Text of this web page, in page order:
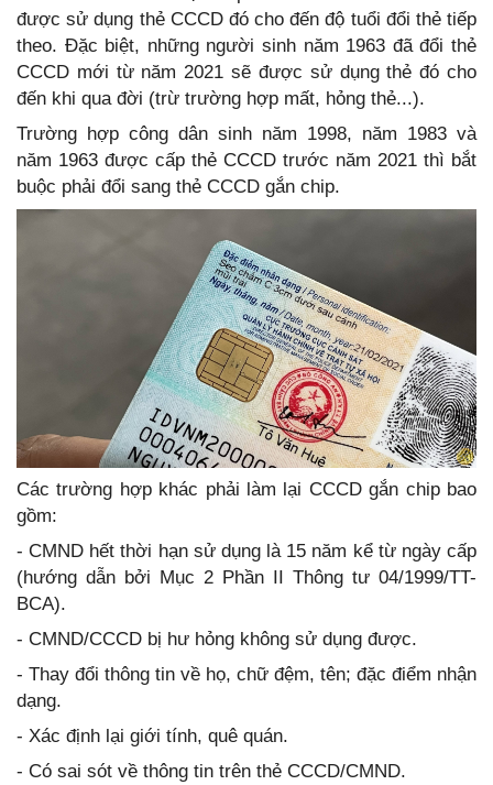
được sử dụng thẻ CCCD đó cho đến độ tuổi đổi thẻ tiếp
theo. Đặc biệt, những người sinh năm 1963 đã đổi thẻ
CCCD mới từ năm 2021 sẽ được sử dụng thẻ đó cho
đến khi qua đời (trừ trường hợp mất, hỏng thẻ...).
Trường hợp công dân sinh năm 1998, năm 1983 và
năm 1963 được cấp thẻ CCCD trước năm 2021 thì bắt
buộc phải đổi sang thẻ CCCD gắn chip.
Các trường hợp khác phải làm lại CCCD gắn chip bao
gồm:
- CMND hết thời hạn sử dụng là 15 năm kể từ ngày cấp
(hướng dẫn bởi Mục 2 Phần II Thông tư 04/1999/TT-
BCA).
- CMND/CCCD bị hư hỏng không sử dụng được.
- Thay đổi thông tin về họ, chữ đệm, tên; đặc điểm nhận
dạng.
- Xác định lại giới tính, quê quán.
- Có sai sót về thông tin trên thẻ CCCD/CMND.